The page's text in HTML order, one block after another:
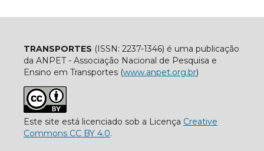
TRANSPORTES (ISSN: 2237-1346) é uma publicação
da ANPET - Associação Nacional de Pesquisa e
Ensino em Transportes (www.anpet.org.br)
Este site está licenciado sob a Licença Creative
Commons CC BY 4.0.